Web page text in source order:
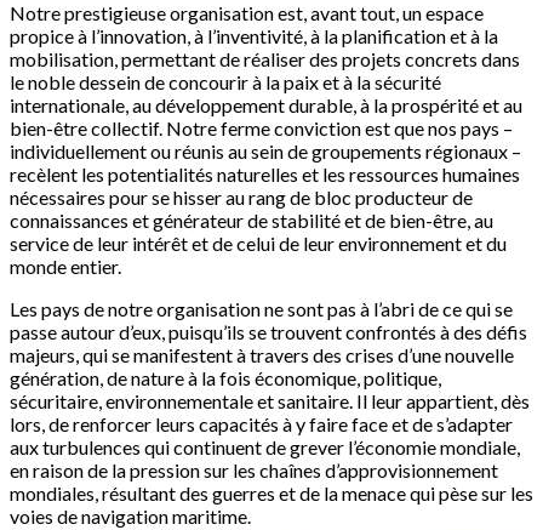
Notre prestigieuse organisation est, avant tout, un espace
propice à l’innovation, à l’inventivité, à la planification et à la
mobilisation, permettant de réaliser des projets concrets dans
le noble dessein de concourir à la paix et à la sécurité
internationale, au développement durable, à la prospérité et au
bien-être collectif. Notre ferme conviction est que nos pays –
individuellement ou réunis au sein de groupements régionaux –
recèlent les potentialités naturelles et les ressources humaines
nécessaires pour se hisser au rang de bloc producteur de
connaissances et générateur de stabilité et de bien-être, au
service de leur intérêt et de celui de leur environnement et du
monde entier.
Les pays de notre organisation ne sont pas à l’abri de ce qui se
passe autour d’eux, puisqu’ils se trouvent confrontés à des défis
majeurs, qui se manifestent à travers des crises d’une nouvelle
génération, de nature à la fois économique, politique,
sécuritaire, environnementale et sanitaire. Il leur appartient, dès
lors, de renforcer leurs capacités à y faire face et de s’adapter
aux turbulences qui continuent de grever l’économie mondiale,
en raison de la pression sur les chaînes d’approvisionnement
mondiales, résultant des guerres et de la menace qui pèse sur les
voies de navigation maritime.